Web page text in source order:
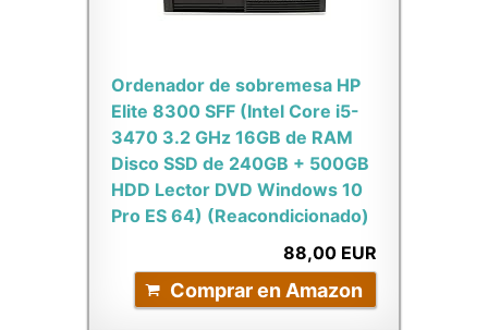
Ordenador de sobremesa HP
Elite 8300 SFF (Intel Core i5-
3470 3.2 GHz 16GB de RAM
Disco SSD de 240GB + 500GB
HDD Lector DVD Windows 10
Pro ES 64) (Reacondicionado)
88,00 EUR
Comprar en Amazon